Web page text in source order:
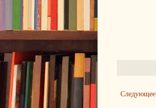
Следующее